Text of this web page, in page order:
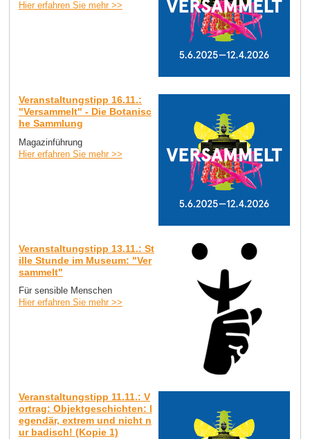
Hier erfahren Sie mehr >>
Veranstaltungstipp 16.11.:
"Versammelt" - Die Botanisc
he Sammlung
Magazinführung
Hier erfahren Sie mehr >>
Veranstaltungstipp 13.11.: St
ille Stunde im Museum: "Ver
sammelt"
Für sensible Menschen
Hier erfahren Sie mehr >>
Veranstaltungstipp 11.11.: V
ortrag: Objektgeschichten: l
egendär, extrem und nicht n
ur badisch! (Kopie 1)